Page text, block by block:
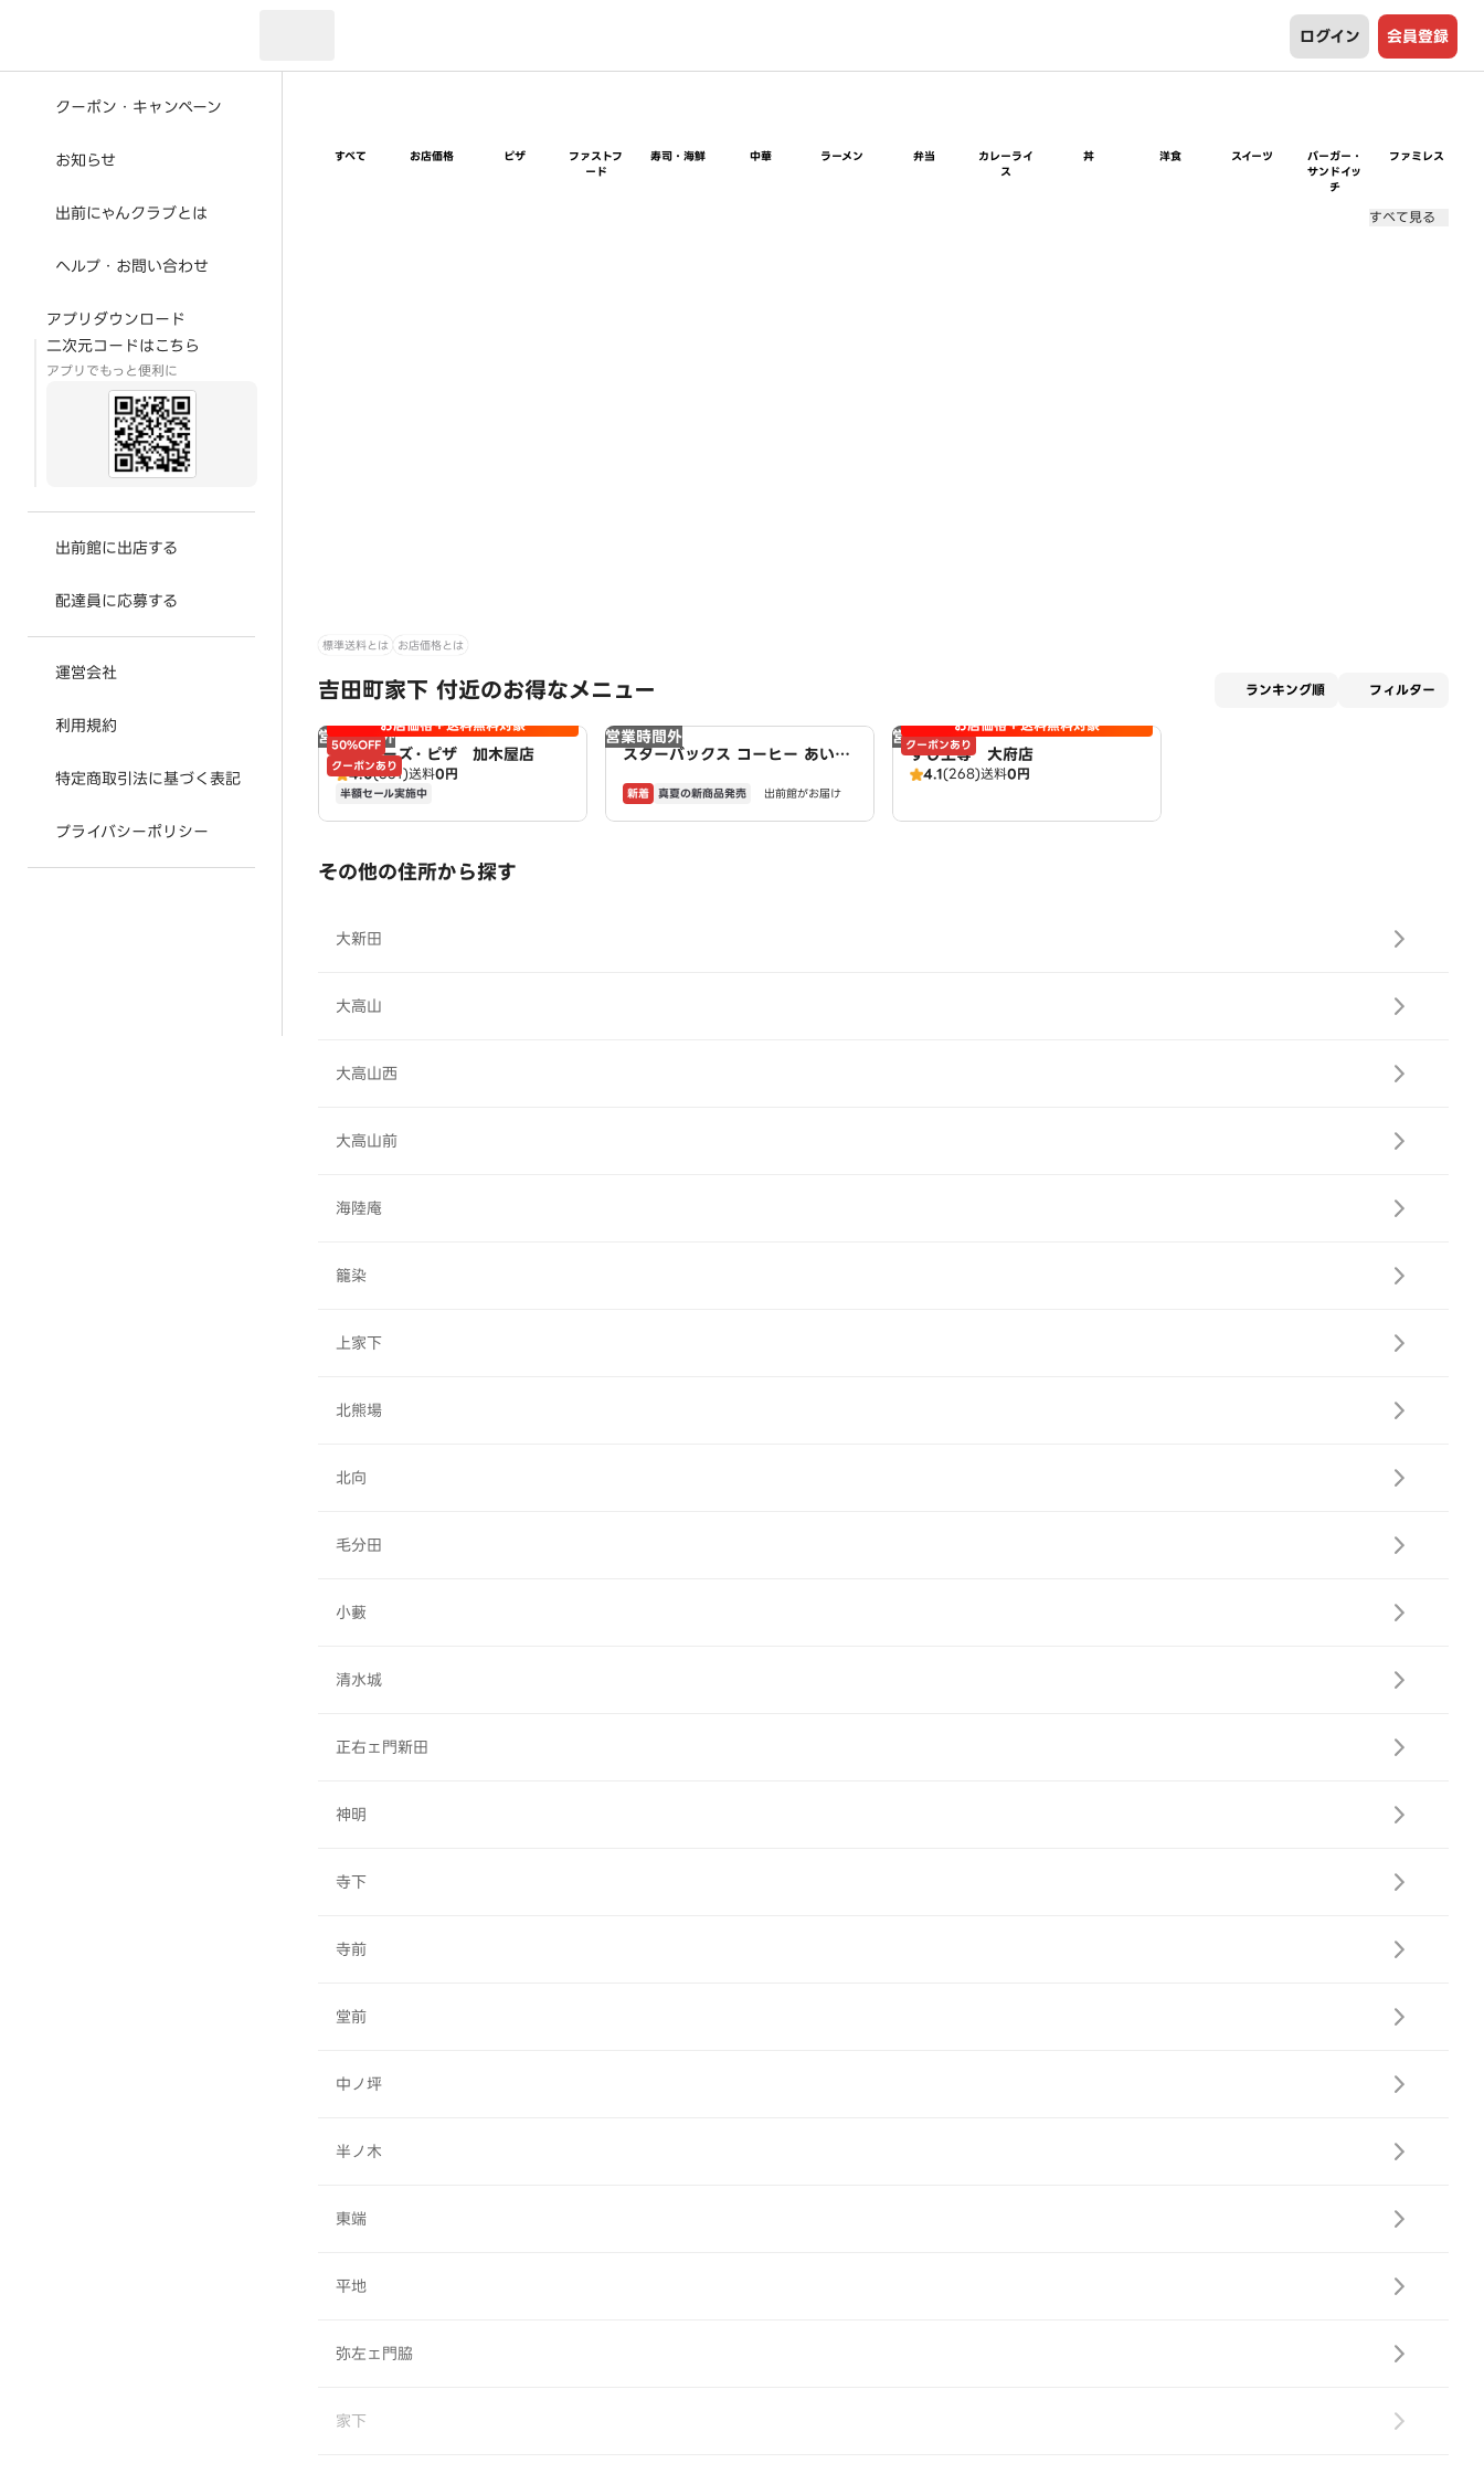
ログイン 会員登録
クーポン・キャンペーン
お知らせ
出前にゃんクラブとは
ヘルプ・お問い合わせ
アプリダウンロード
二次元コードはこちら
アプリでもっと便利に
出前館に出店する
配達員に応募する
運営会社
利用規約
特定商取引法に基づく表記
プライバシーポリシー
すべて お店価格 ピザ
ファストフ
ード
寿司・海鮮 中華 ラーメン 弁当
カレーライ
ス
丼 洋食 スイーツ
バーガー・
サンドイッ
チ
ファミレス
すべて見る
標準送料とは お店価格とは
吉田町家下 付近のお得なメニュー ランキング順 フィルター
営業時間外
50%OFF
クーポンあり
お店価格＋送料無料対象
アオキーズ・ピザ 加木屋店
4.0(361)送料0円
半額セール実施中
営業時間外
スターバックス コーヒー あいち
新着 真夏の新商品発売 出前館がお届け
営業時間外
クーポンあり
お店価格＋送料無料対象
すし上等 大府店
4.1(268)送料0円
その他の住所から探す
大新田
大高山
大高山西
大高山前
海陸庵
籠染
上家下
北熊場
北向
毛分田
小藪
清水城
正右ェ門新田
神明
寺下
寺前
堂前
中ノ坪
半ノ木
東端
平地
弥左ェ門脇
家下